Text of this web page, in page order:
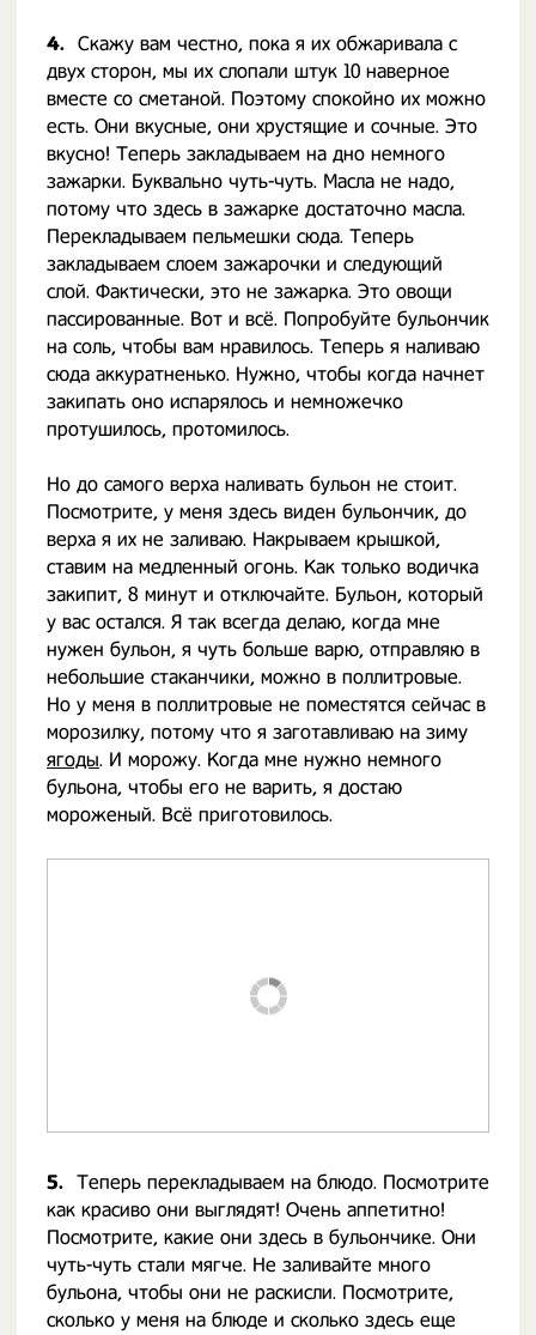
4. Скажу вам честно, пока я их обжаривала с
двух сторон, мы их слопали штук 10 наверное
вместе со сметаной. Поэтому спокойно их можно
есть. Они вкусные, они хрустящие и сочные. Это
вкусно! Теперь закладываем на дно немного
зажарки. Буквально чуть-чуть. Масла не надо,
потому что здесь в зажарке достаточно масла.
Перекладываем пельмешки сюда. Теперь
закладываем слоем зажарочки и следующий
слой. Фактически, это не зажарка. Это овощи
пассированные. Вот и всё. Попробуйте бульончик
на соль, чтобы вам нравилось. Теперь я наливаю
сюда аккуратненько. Нужно, чтобы когда начнет
закипать оно испарялось и немножечко
протушилось, протомилось.
Но до самого верха наливать бульон не стоит.
Посмотрите, у меня здесь виден бульончик, до
верха я их не заливаю. Накрываем крышкой,
ставим на медленный огонь. Как только водичка
закипит, 8 минут и отключайте. Бульон, который
у вас остался. Я так всегда делаю, когда мне
нужен бульон, я чуть больше варю, отправляю в
небольшие стаканчики, можно в поллитровые.
Но у меня в поллитровые не поместятся сейчас в
морозилку, потому что я заготавливаю на зиму
ягоды. И морожу. Когда мне нужно немного
бульона, чтобы его не варить, я достаю
мороженый. Всё приготовилось.
5. Теперь перекладываем на блюдо. Посмотрите
как красиво они выглядят! Очень аппетитно!
Посмотрите, какие они здесь в бульончике. Они
чуть-чуть стали мягче. Не заливайте много
бульона, чтобы они не раскисли. Посмотрите,
сколько у меня на блюде и сколько здесь еще